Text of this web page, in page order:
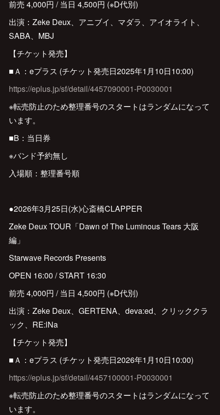
前売 4,000円 / 当日 4,500円 (※D代別)
出演：Zeke Deux、アニブイ、マダラ、アイオライト、
SABA、MBJ
【チケット発売】
■Ａ：eプラス (チケット発売日2025年1月10日10:00)
https://eplus.jp/sf/detail/4457090001-P0030001
※転売防止のため整理番号のスタートはランダムになって
います。
■B：当日券
※バンド予約無し
入場順：整理番号順
●2026年3月25日(水)心斎橋CLAPPER
Zeke Deux TOUR「Dawn of The Luminous Tears 大阪
編」
Starwave Records Presents
OPEN 16:00 / START 16:30
前売 4,000円 / 当日 4,500円 (※D代別)
出演：Zeke Deux、GERTENA、deva:ed、クリッククラ
ック、RE:lNa
【チケット発売】
■Ａ：eプラス (チケット発売日2026年1月10日10:00)
https://eplus.jp/sf/detail/4457100001-P0030001
※転売防止のため整理番号のスタートはランダムになって
います。